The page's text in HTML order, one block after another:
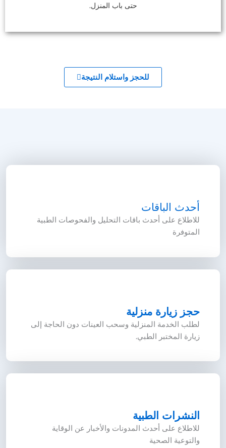
حتى باب المنزل.
للحجز واستلام النتيجة
أحدث الباقات
للاطلاع على أحدث باقات التحليل والفحوصات الطبية
المتوفرة
حجز زيارة منزلية
لطلب الخدمة المنزلية وسحب العينات دون الحاجة إلى
زيارة المختبر الطبي.
النشرات الطبية
للاطلاع على أحدث المدونات والأخبار عن الوقاية
والتوعية الصحية